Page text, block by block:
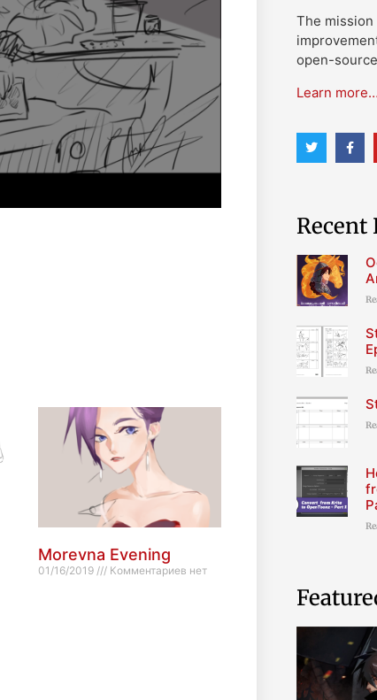
Morevna Evening
01/16/2019 Комментариев нет
The
open-
Learn
Recent